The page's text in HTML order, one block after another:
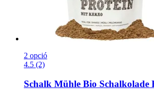
2 opció
4.5 (2)
Schalk Mühle Bio Schalkolade